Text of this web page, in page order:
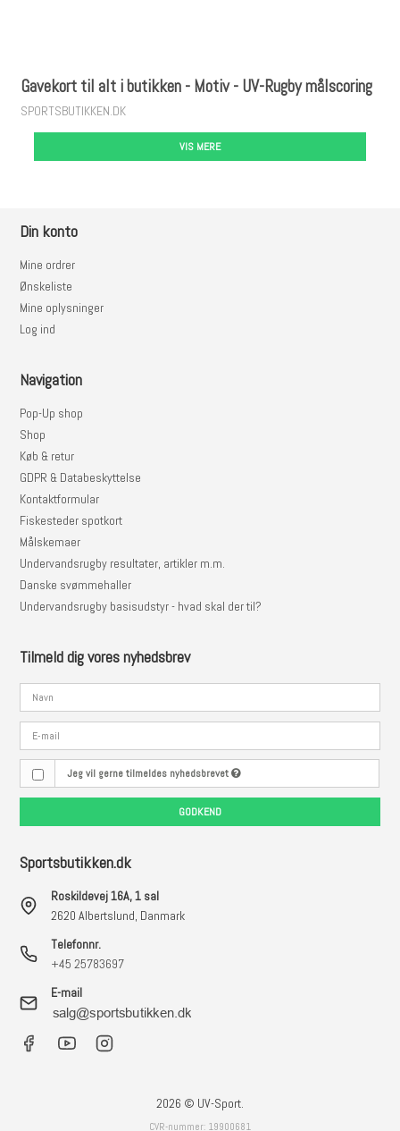
Gavekort til alt i butikken - Motiv - UV-Rugby målscoring
SPORTSBUTIKKEN.DK
VIS MERE
Din konto
Mine ordrer
Ønskeliste
Mine oplysninger
Log ind
Navigation
Pop-Up shop
Shop
Køb & retur
GDPR & Databeskyttelse
Kontaktformular
Fiskesteder spotkort
Målskemaer
Undervandsrugby resultater, artikler m.m.
Danske svømmehaller
Undervandsrugby basisudstyr - hvad skal der til?
Tilmeld dig vores nyhedsbrev
Jeg vil gerne tilmeldes nyhedsbrevet
GODKEND
Sportsbutikken.dk
Roskildevej 16A, 1 sal
2620 Albertslund, Danmark
Telefonnr.
+45 25783697
E-mail
2026 © UV-Sport.
CVR-nummer: 19900681